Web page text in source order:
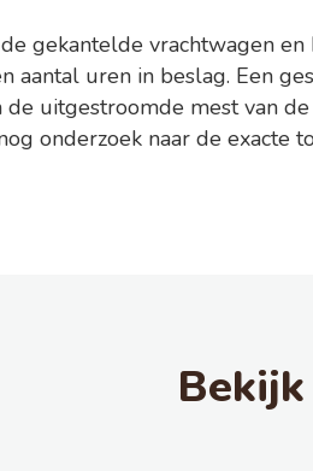
gekantelde vrachtwagen en
aantal uren in beslag. Een
uitgestroomde mest van
onderzoek naar de exacte